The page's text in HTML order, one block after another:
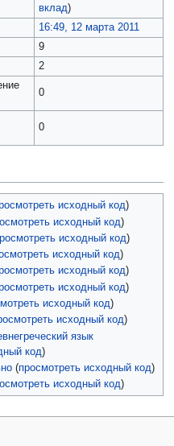
вклад)
16:49, 12 марта 2011
9
2
0
0
исходный код)
исходный код)
исходный код)
исходный код)
исходный код)
исходный код)
исходный код)
исходный код)
язык
код)
(просмотреть исходный код)
исходный код)